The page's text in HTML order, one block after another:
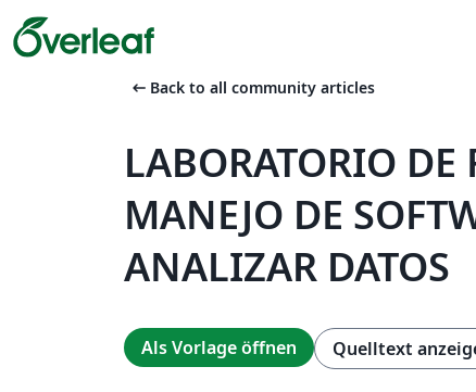
arrow_left_alt Back to all community articles
LABORATORIO DE
MANEJO DE
ANALIZAR DATOS
Als Vorlage öffnen Quelltext